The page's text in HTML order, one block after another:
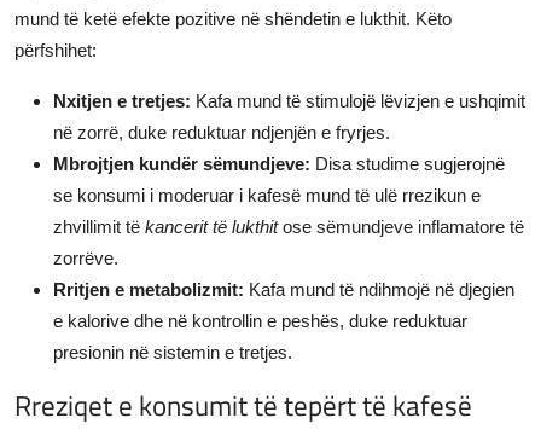
mund të ketë efekte pozitive në shëndetin e lukthit. Këto
përfshihet:
Nxitjen e tretjes: Kafa mund të stimulojë lëvizjen e ushqimit
në zorrë, duke reduktuar ndjenjën e fryrjes.
Mbrojtjen kundër sëmundjeve: Disa studime sugjerojnë
se konsumi i moderuar i kafesë mund të ulë rrezikun e
zhvillimit të kancerit të lukthitose sëmundjeve inflamatore të
zorrëve.
Rritjen e metabolizmit: Kafa mund të ndihmojë në djegien
e kalorive dhe në kontrollin e peshës, duke reduktuar
presionin në sistemin e tretjes.
Rreziqet e konsumit të tepërt të kafesë